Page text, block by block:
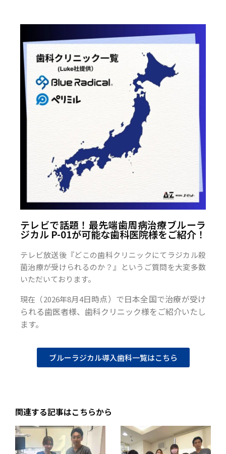
テレビで話題！最先端歯周病治療ブルーラ
ジカル P-01が可能な歯科医院様をご紹介！
テレビ放送後『どこの歯科クリニックにてラジカル殺
菌治療が受けられるのか？』というご質問を大変多数
いただいております。
現在（2026年8月4日時点）で日本全国で治療が受け
られる歯医者様、歯科クリニック様をご紹介いたし
ます。
ブルーラジカル導入歯科一覧はこちら
関連する記事はこちらから